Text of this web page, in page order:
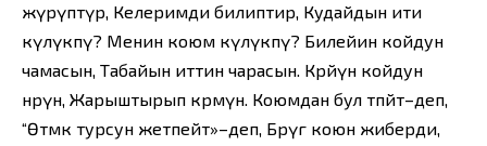
жүрүптүр, Келеримди билиптир, Кудайдын ити
күлүкпү? Менин коюм күлүкпү? Билейин койдун
чамасын, Табайын иттин чарасын. Көрөйүн койдун
өнөрүн, Жарыштырып көрөмүн. Коюмдан бул өтпөйт–деп,
“Өтмөк турсун жетпейт»–деп, Бөрүгө коюн жиберди,